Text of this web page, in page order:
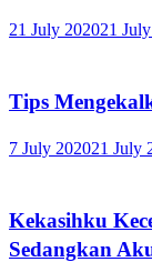
21 July 202021
Tips
7 July 202021 July
Kekasihku
Sedangkan